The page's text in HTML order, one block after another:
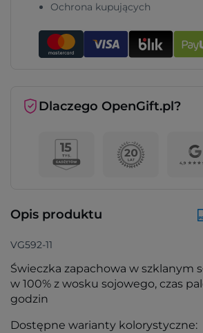
Ochrona kupujących
Dlaczego OpenGift.pl?
Opis produktu
VG592-11
Świeczka zapachowa w szklanym
w 100% z wosku sojowego, czas
godzin
Dostępne warianty kolorystyczne: